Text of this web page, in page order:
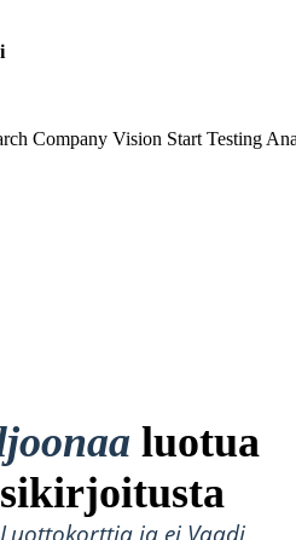
Company Vision Start Testing
luotua